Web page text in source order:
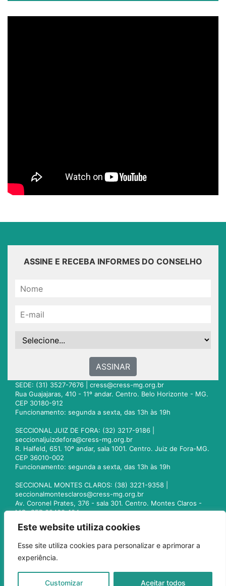
Este website utiliza cookies
Esse site utiliza cookies para personalizar e aprimorar a
experiência.
Customizar Aceitar todos
ASSINE E RECEBA INFORMES DO CONSELHO
ASSINAR
SEDE: (31) 3527-7676 | cress@cress-mg.org.br
Rua Guajajaras, 410 - 11º andar. Centro. Belo Horizonte - MG.
CEP 30180-912
Funcionamento: segunda a sexta, das 13h às 19h
SECCIONAL JUIZ DE FORA: (32) 3217-9186 |
seccionaljuizdefora@cress-mg.org.br
R. Halfeld, 651. 10º andar, sala 1001. Centro. Juiz de Fora-MG.
CEP 36010-002
Funcionamento: segunda a sexta, das 13h às 19h
SECCIONAL MONTES CLAROS: (38) 3221-9358 |
seccionalmontesclaros@cress-mg.org.br
Av. Coronel Prates, 376 - sala 301. Centro. Montes Claros -
MG. CEP 39400-104
seccionaluberlandia@cress-mg.org.br
Av. Afonso Pena, 547 - sala 101. Uberlândia - MG. CEP